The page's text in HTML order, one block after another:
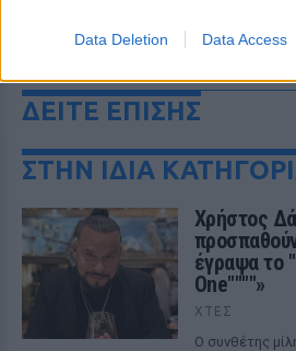
Data Deletion Data Access
ΔΕΙΤΕ ΕΠΙΣΗΣ
ΣΤΗΝ ΙΔΙΑ
Χρήστος
έγραψα το
One""""»
ΧΤΕΣ
Ο συνθέτης